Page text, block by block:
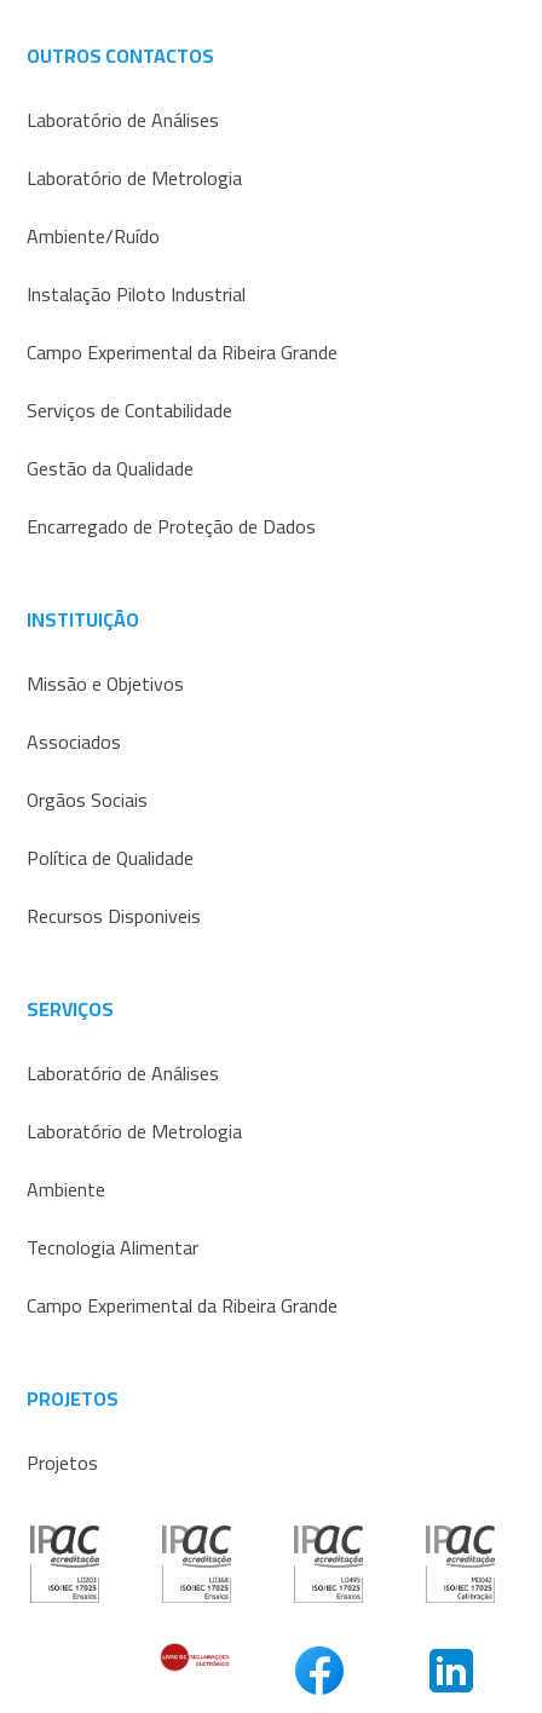
OUTROS CONTACTOS
Laboratório de Análises
Laboratório de Metrologia
Ambiente/Ruído
Instalação Piloto Industrial
Campo Experimental da Ribeira Grande
Serviços de Contabilidade
Gestão da Qualidade
Encarregado de Proteção de Dados
INSTITUIÇÃO
Missão e Objetivos
Associados
Orgãos Sociais
Política de Qualidade
Recursos Disponiveis
SERVIÇOS
Laboratório de Análises
Laboratório de Metrologia
Ambiente
Tecnologia Alimentar
Campo Experimental da Ribeira Grande
PROJETOS
Projetos